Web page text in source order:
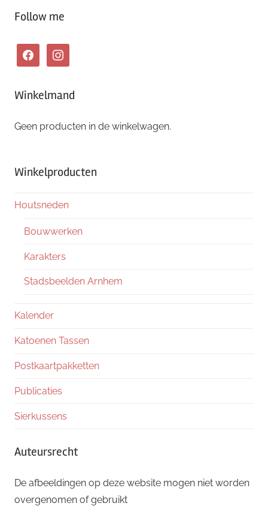
Follow me
facebookinstagram
Winkelmand
Geen producten in de winkelwagen.
Winkelproducten
Houtsneden
Bouwwerken
Karakters
Stadsbeelden Arnhem
Kalender
Katoenen Tassen
Postkaartpakketten
Publicaties
Sierkussens
Auteursrecht
De afbeeldingen op deze website mogen niet worden
overgenomen of gebruikt